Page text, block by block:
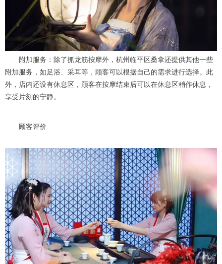
附加服务：除了抓龙筋按摩外，杭州临平区桑拿还提供其他一些
附加服务，如足浴、采耳等，顾客可以根据自己的需求进行选择。此
外，店内还设有休息区，顾客在按摩结束后可以在休息区稍作休息，
享受片刻的宁静。
顾客评价